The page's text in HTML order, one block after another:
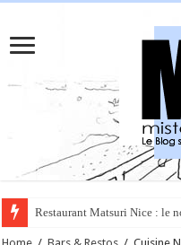
Rüya à Cannes : le